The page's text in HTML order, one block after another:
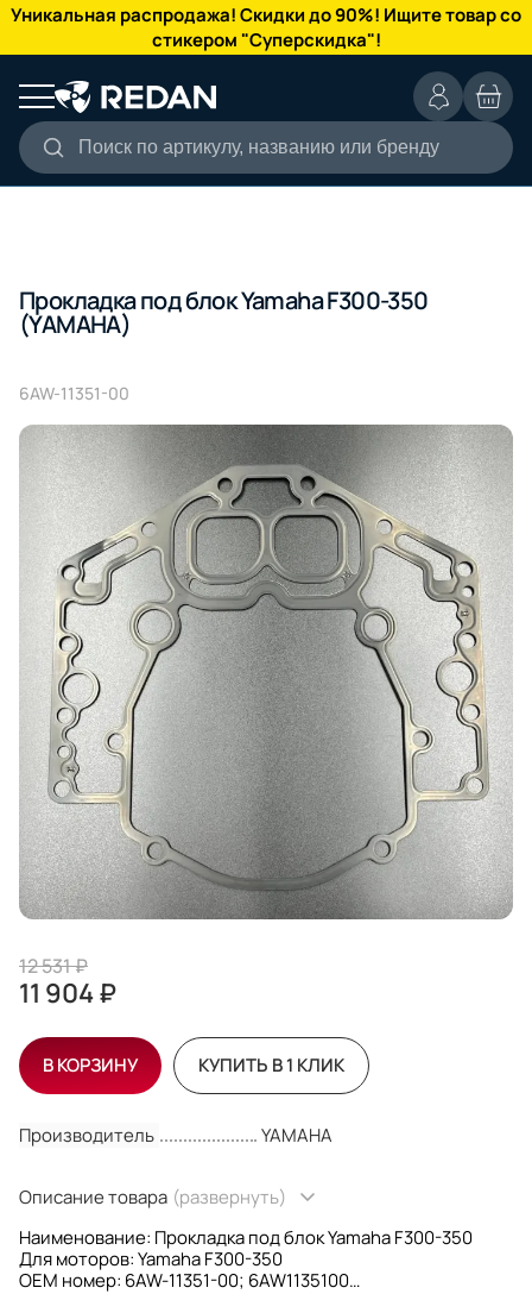
Уникальная распродажа! Скидки до 90%! Ищите товар со
стикером "Суперскидка"!
Поиск по артикулу, названию или бренду
КАТАЛОГ
Прокладка под блок Yamaha F300-350
(YAMAHA)
6AW-11351-00
Производитель YAMAHA
Описание товара (развернуть)
Наименование: Прокладка под блок Yamaha F300-350
Для моторов: Yamaha F300-350
OEM номер: 6AW-11351-00; 6AW1135100
12 531 ₽
11 904 ₽
В КОРЗИНУ КУПИТЬ В 1 КЛИК